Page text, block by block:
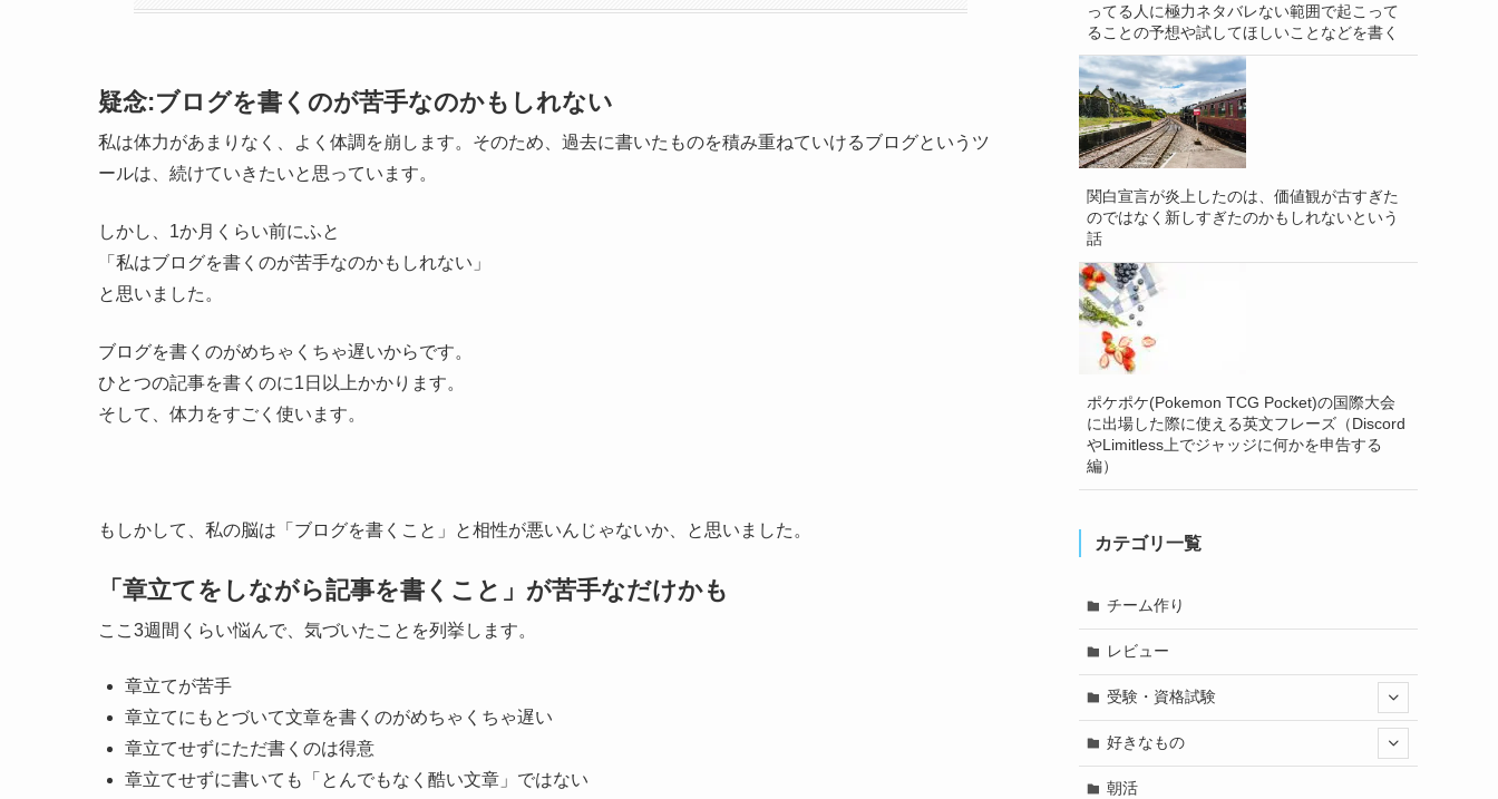
疑念:ブログを書くのが苦手なのかもしれない
私は体力があまりなく、よく体調を崩します。そのため、過去に書いたものを積み重ねていけるブログというツ
ールは、続けていきたいと思っています。
しかし、1か月くらい前にふと
「私はブログを書くのが苦手なのかもしれない」
と思いました。
ブログを書くのがめちゃくちゃ遅いからです。
ひとつの記事を書くのに1日以上かかります。
そして、体力をすごく使います。
もしかして、私の脳は「ブログを書くこと」と相性が悪いんじゃないか、と思いました。
「章立てをしながら記事を書くこと」が苦手なだけかも
ここ3週間くらい悩んで、気づいたことを列挙します。
章立てが苦手
章立てにもとづいて文章を書くのがめちゃくちゃ遅い
章立てせずにただ書くのは得意
章立てせずに書いても「とんでもなく酷い文章」ではない
ってる人に極力ネタバレない範囲で起こって
ることの予想や試してほしいことなどを書く
関白宣言が炎上したのは、価値観が古すぎた
のではなく新しすぎたのかもしれないという
話
ポケポケ(Pokemon TCG Pocket)の国際大会
に出場した際に使える英文フレーズ（Discord
やLimitless上でジャッジに何かを申告する
編）
カテゴリ一覧
チーム作り
レビュー
受験・資格試験
好きなもの
朝活